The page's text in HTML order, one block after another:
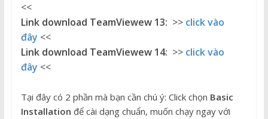
<<
Link download TeamViewew 13: >> click vào
đây <<
Link download TeamViewew 14: >> click vào
đây <<
Tại đây có 2 phần mà bạn cần chú ý: Click chọn Basic
Installation để cài dạng chuẩn, muốn chạy ngay với